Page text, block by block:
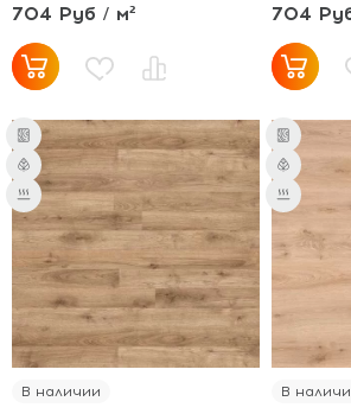
704 Руб / м² 704
В наличии В